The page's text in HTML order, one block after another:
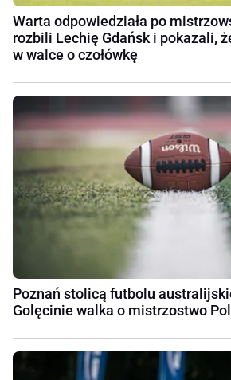
Warta odpowiedziała po
rozbili Lechię Gdańsk i pokazali,
w walce o czołówkę
Poznań stolicą futbolu
Golęcinie walka o mistrzostwo